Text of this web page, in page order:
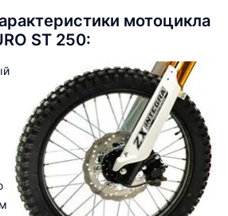
мотоцикла
ST 250: